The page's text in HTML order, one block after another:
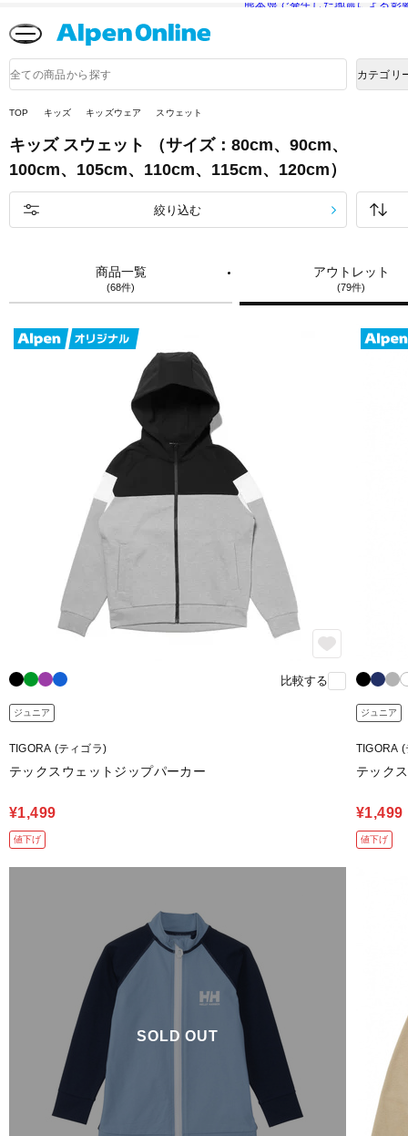
熊本県で発生した地震による影
品
検
カテゴリ
TOP キッズ キッズウェア スウェット
キッズ スウェット
（サイズ：80cm、90cm、
100cm、105cm、110cm、115cm、120cm）
商品一覧
(68件)
アウトレット
(79件)
絞り込む
比較する
ジュニア
TIGORA (ティゴラ)
テックスウェットジップパーカー
¥1,499
値下げ
ジュニア
TIGORA
テック
¥1,499
値下げ
SOLD OUT